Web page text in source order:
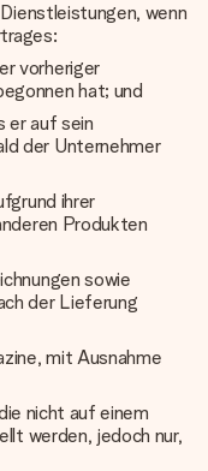
wenn
vorheriger
hat; und
er auf sein
der Unternehmer
ihrer
Produkten
sowie
der Lieferung
mit Ausnahme
nicht auf einem
werden, jedoch nur,